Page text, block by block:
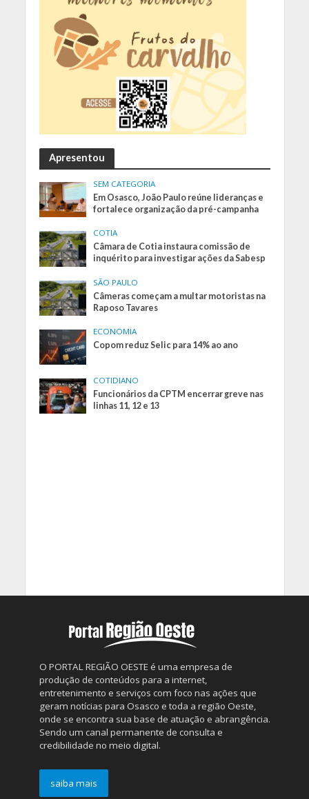
Apresentou
SEM CATEGORIA
Em Osasco, João Paulo reúne lideranças e
fortalece organização da pré-campanha
COTIA
Câmara de Cotia instaura comissão de
inquérito para investigar ações da Sabesp
SÃO PAULO
Câmeras começam a multar motoristas na
Raposo Tavares
ECONOMIA
Copom reduz Selic para 14% ao ano
COTIDIANO
Funcionários da CPTM encerrar greve nas
linhas 11, 12 e 13
O PORTAL REGIÃO OESTE é uma empresa de
produção de conteúdos para a internet,
entretenimento e serviços com foco nas ações que
geram notícias para Osasco e toda a região Oeste,
onde se encontra sua base de atuação e abrangência.
Sendo um canal permanente de consulta e
credibilidade no meio digital.
saiba mais